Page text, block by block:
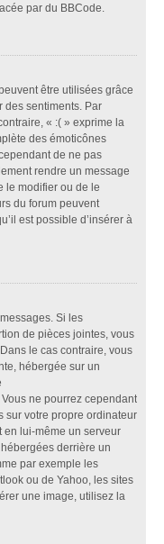
par du BBCode.
être utilisées grâce
des sentiments. Par
« :( » exprime la
des émoticônes
de ne pas
rendre un message
le modifier ou de le
du forum peuvent
est possible d’insérer à
Si les
de pièces jointes, vous
le cas contraire, vous
hébergée sur un
ne pourrez cependant
sur votre propre ordinateur
en lui-même un serveur
derrière un
par exemple les
ou de Yahoo, les sites
une image, utilisez la